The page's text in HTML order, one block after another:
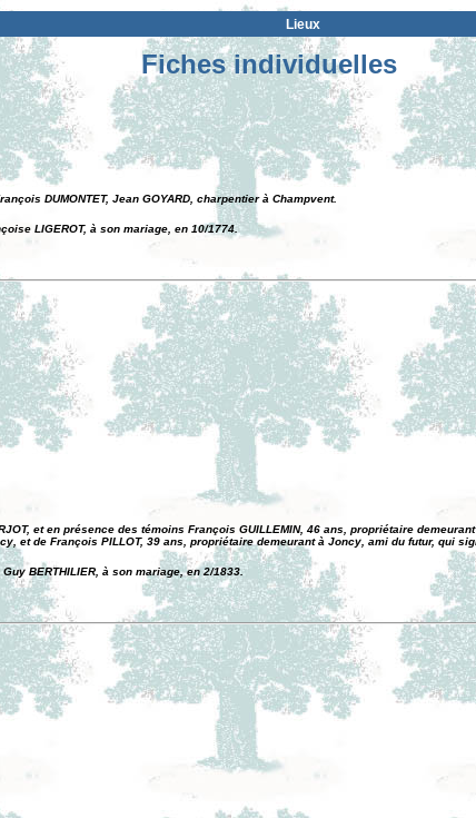
Lieux
Fiches individuelles
DUMONTET, Jean GOYARD, charpentier à Champvent.
LIGEROT, à son mariage, en 10/1774.
et en présence des témoins François GUILLEMIN, 46 ans, propriétaire
et de François PILLOT, 39 ans, propriétaire demeurant à Joncy, ami du futur, qui
BERTHILIER, à son mariage, en 2/1833.